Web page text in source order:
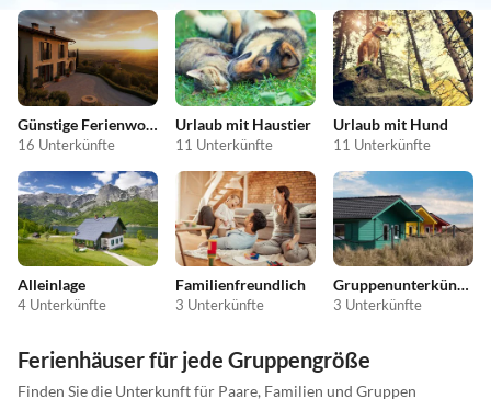
Günstige Ferienwohnungen
16 Unterkünfte
Urlaub mit Haustier
11 Unterkünfte
Urlaub mit Hund
11 Unterkünfte
Alleinlage
4 Unterkünfte
Familienfreundlich
3 Unterkünfte
Gruppenunterkünfte
3 Unterkünfte
Ferienhäuser für jede Gruppengröße
Finden Sie die Unterkunft für Paare, Familien und Gruppen